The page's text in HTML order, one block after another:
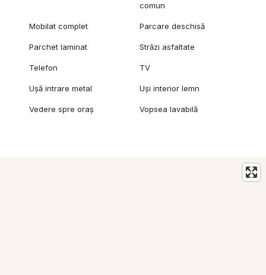
comun
Mobilat complet Parcare deschisă
Parchet laminat Străzi asfaltate
Telefon TV
Ușă intrare metal Uși interior lemn
Vedere spre oraș Vopsea lavabilă